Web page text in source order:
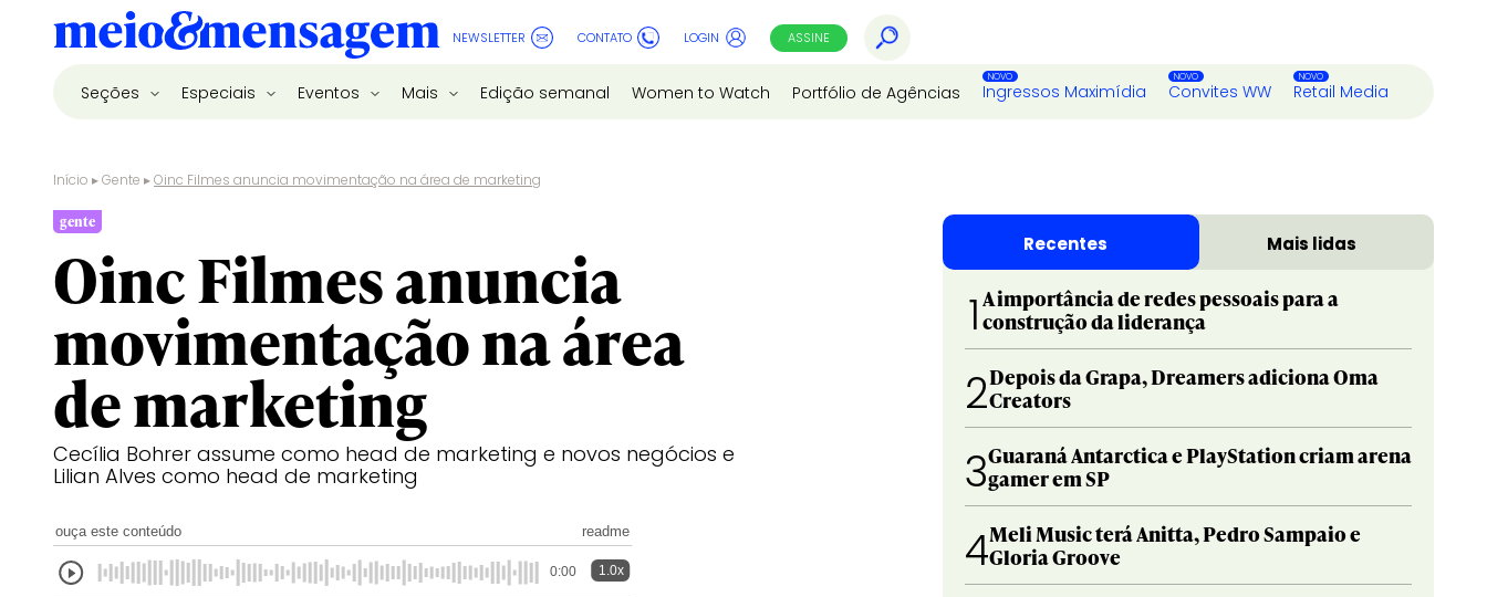
NEWSLETTER CONTATO LOGIN ASSINE
Seções Especiais Eventos Mais Edição semanal Women to Watch Portfólio de Agências Ingressos Maximídia Convites WW Retail Media
Início ▸Gente ▸Oinc Filmes anuncia movimentação na área de marketing
gente
Oinc Filmes anuncia
movimentação na área
de marketing
Cecília Bohrer assume como head de marketing e novos negócios e
Lilian Alves como head de marketing
ouça este conteúdo readme
0:00 1.0x
Recentes Mais lidas
1 A importância de redes pessoais para a
construção da liderança
2Depois da Grapa, Dreamers adiciona Oma
Creators
3Guaraná Antarctica e PlayStation criam arena
gamer em SP
4Meli Music terá Anitta, Pedro Sampaio e
Gloria Groove